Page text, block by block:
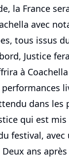
la France
avec
tous issus
Justice
à
dans les
qui est
festival,
Deux ans après